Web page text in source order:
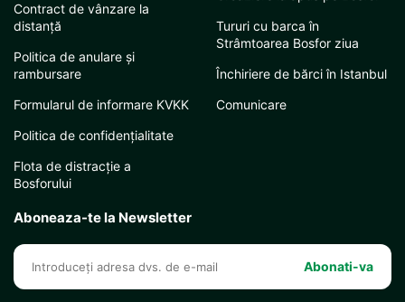
Contract de vânzare la
distanță
Politica de anulare și
rambursare
Formularul de informare KVKK
Politica de confidențialitate
Flota de distracție a
Bosforului
Tururi cu barca în
Strâmtoarea Bosfor ziua
Închiriere de bărci în Istanbul
Comunicare
Aboneaza-te la Newsletter
Abonati-va